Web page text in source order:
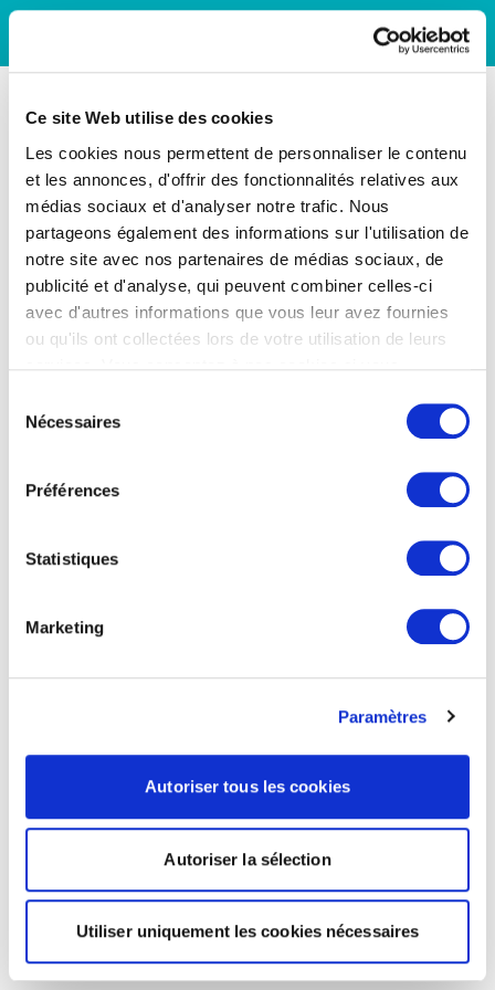
Ce site Web utilise des cookies
Les cookies nous permettent de personnaliser le contenu
et les annonces, d'offrir des fonctionnalités relatives aux
médias sociaux et d'analyser notre trafic. Nous
partageons également des informations sur l'utilisation de
notre site avec nos partenaires de médias sociaux, de
publicité et d'analyse, qui peuvent combiner celles-ci
avec d'autres informations que vous leur avez fournies
ou qu'ils ont collectées lors de votre utilisation de leurs
Nécessaires
Préférences
Statistiques
Marketing
Paramètres
Autoriser tous les cookies
Autoriser la sélection
Utiliser uniquement les cookies nécessaires